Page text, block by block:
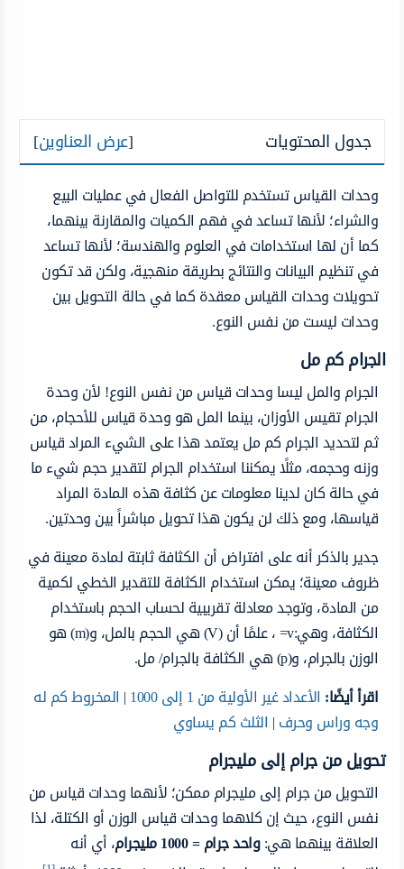
جدول المحتويات [عرض العناوين]
وحدات القياس تستخدم للتواصل الفعال في عمليات البيع
والشراء؛ لأنها تساعد في فهم الكميات والمقارنة بينهما،
كما أن لها استخدامات في العلوم والهندسة؛ لأنها تساعد
في تنظيم البيانات والنتائج بطريقة منهجية، ولكن قد تكون
تحويلات وحدات القياس معقدة كما في حالة التحويل بين
وحدات ليست من نفس النوع.
الجرام كم مل
الجرام والمل ليسا وحدات قياس من نفس النوع! لأن وحدة
الجرام تقيس الأوزان، بينما المل هو وحدة قياس للأحجام، من
ثم لتحديد الجرام كم مل يعتمد هذا على الشيء المراد قياس
وزنه وحجمه، مثلًا يمكننا استخدام الجرام لتقدير حجم شيء ما
في حالة كان لدينا معلومات عن كثافة هذه المادة المراد
قياسها، ومع ذلك لن يكون هذا تحويل مباشراً بين وحدتين.
جدير بالذكر أنه على افتراض أن الكثافة ثابتة لمادة معينة في
ظروف معينة؛ يمكن استخدام الكثافة للتقدير الخطي لكمية
من المادة، وتوجد معادلة تقريبية لحساب الحجم باستخدام
الكثافة، وهي:v= ، علمًا أن (V) هي الحجم بالمل، و(m) هو
الوزن بالجرام، و(p) هي الكثافة بالجرام/ مل.
اقرأ أيضًا: الأعداد غير الأولية من 1 إلى 1000 | المخروط كم له
وجه وراس وحرف| الثلث كم يساوي
تحويل من جرام إلى مليجرام
التحويل من جرام إلى مليجرام ممكن؛ لأنهما وحدات قياس من
نفس النوع، حيث إن كلاهما وحدات قياس الوزن أو الكتلة، لذا
العلاقة بينهما هي:واحد جرام = 1000 مليجرام
، أي أنه